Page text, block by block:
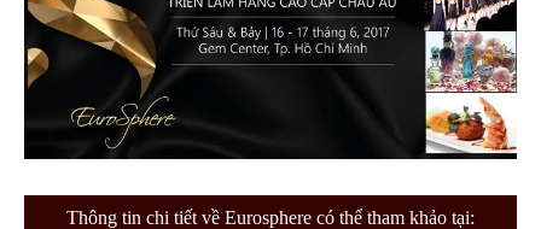
Thông tin chi tiết về Eurosphere có thể tham khảo tại: